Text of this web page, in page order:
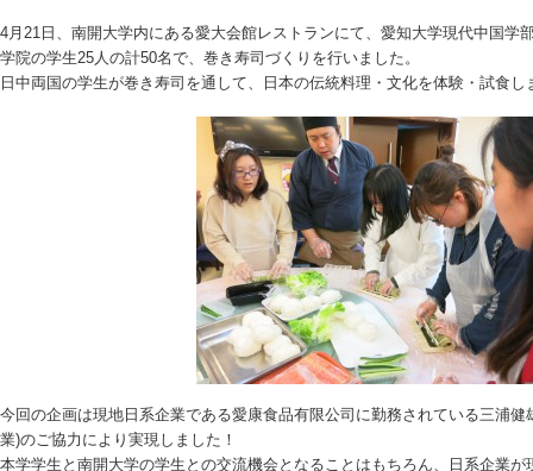
4月21日、南開大学内にある愛大会館レストランにて、愛知大学現代中国学
学院の学生25人の計50名で、巻き寿司づくりを行いました。
日中両国の学生が巻き寿司を通して、日本の伝統料理・文化を体験・試食し
今回の企画は現地日系企業である愛康食品有限公司に勤務されている三浦健
業)のご協力により実現しました！
本学学生と南開大学の学生との交流機会となることはもちろん、日系企業